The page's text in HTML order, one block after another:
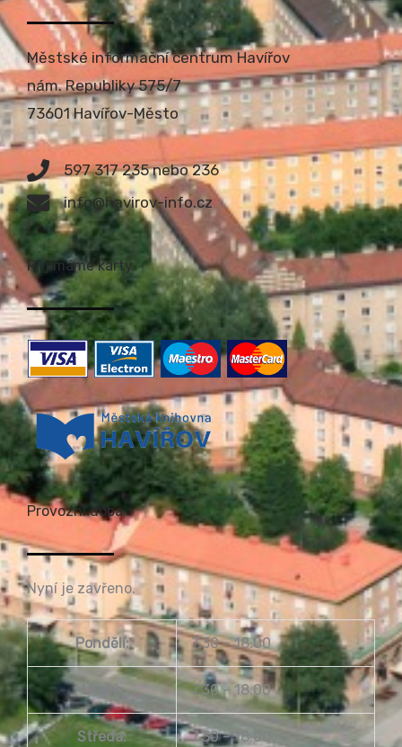
Městské informační centrum Havířov
nám. Republiky 575/7
73601 Havířov-Město
597 317 235 nebo 236
info@havirov-info.cz
Přijímáme karty
Provozní doba
Nyní je zavřeno.
Pondělí: 7.30 – 18.00
Úterý: 7.30 – 18.00
Středa: 7.30 – 18.00